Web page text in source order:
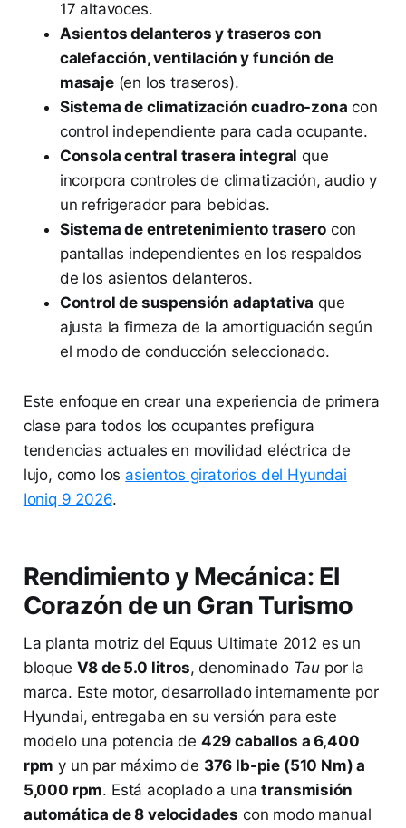
17 altavoces.
Asientos delanteros y traseros con
calefacción, ventilación y función de
masaje(en los traseros).
Sistema de climatización cuadro-zona con
control independiente para cada ocupante.
Consola central trasera integral que
incorpora controles de climatización, audio y
un refrigerador para bebidas.
Sistema de entretenimiento traserocon
pantallas independientes en los respaldos
de los asientos delanteros.
Control de suspensión adaptativa que
ajusta la firmeza de la amortiguación según
el modo de conducción seleccionado.
Este enfoque en crear una experiencia de primera
clase para todos los ocupantes prefigura
tendencias actuales en movilidad eléctrica de
lujo, como los asientos giratorios del Hyundai
Ioniq 9 2026.
Rendimiento y Mecánica: El
Corazón de un Gran Turismo
La planta motriz del Equus Ultimate 2012 es un
bloque V8 de 5.0 litros, denominado Tau por la
marca. Este motor, desarrollado internamente por
Hyundai, entregaba en su versión para este
modelo una potencia de 429 caballos a 6,400
rpm y un par máximo de 376 lb-pie (510 Nm) a
5,000 rpm. Está acoplado a unatransmisión
automática de 8 velocidades con modo manual